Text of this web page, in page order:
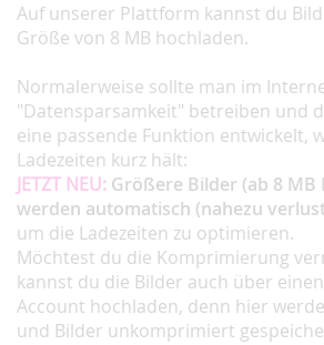
Auf unserer Plattform kannst du
Größe von 8 MB hochladen.
Normalerweise sollte man im
"Datensparsamkeit" betreiben und
eine passende Funktion entwickelt,
Ladezeiten kurz hält:
JETZT NEU: Größere Bilder (ab 8 MB
werden automatisch (nahezu
um die Ladezeiten zu optimieren.
Möchtest du die Komprimierung
kannst du die Bilder auch über
Account hochladen, denn hier
und Bilder unkomprimiert